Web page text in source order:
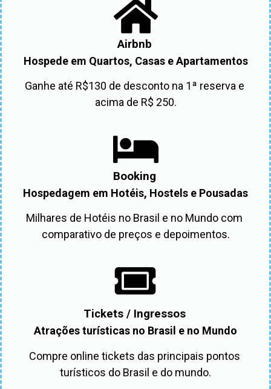
Airbnb
Hospede em Quartos, Casas e Apartamentos
Ganhe até R$130 de desconto na 1ª reserva e
acima de R$ 250.
Booking
Hospedagem em Hotéis, Hostels e Pousadas
Milhares de Hotéis no Brasil e no Mundo com
comparativo de preços e depoimentos.
Tickets / Ingressos
Atrações turísticas no Brasil e no Mundo
Compre online tickets das principais pontos
turísticos do Brasil e do mundo.